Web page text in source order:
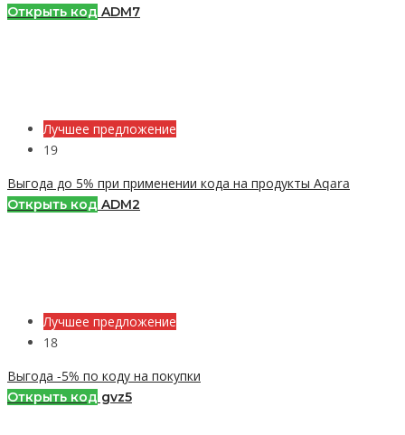
Открыть код ADM7
Лучшее предложение
19
Выгода до 5% при применении кода на продукты Aqara
Открыть код ADM2
Лучшее предложение
18
Выгода -5% по коду на покупки
Открыть код gvz5